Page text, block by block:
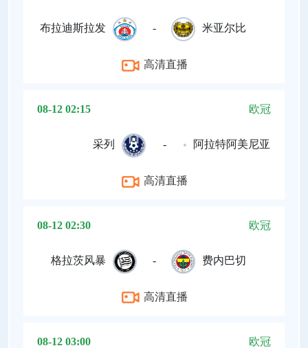
布拉迪斯拉发 - 米亚尔比
高清直播
08-12 02:15 欧冠
采列 - 阿拉特阿美尼亚
高清直播
08-12 02:30 欧冠
格拉茨风暴 - 费内巴切
高清直播
08-12 03:00 欧冠